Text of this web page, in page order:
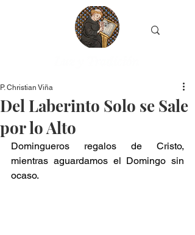
Del Laberinto Solo se Sale
por lo Alto
P. Christian Viña
Domingueros regalos de Cristo,
mientras aguardamos el Domingo sin
ocaso.